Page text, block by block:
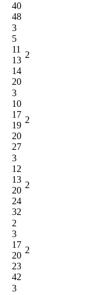
40
48
3
5
11
13
14
20
2
3
10
17
19
20
27
2
3
12
13
20
24
32
2
2
3
17
20
23
42
2
3